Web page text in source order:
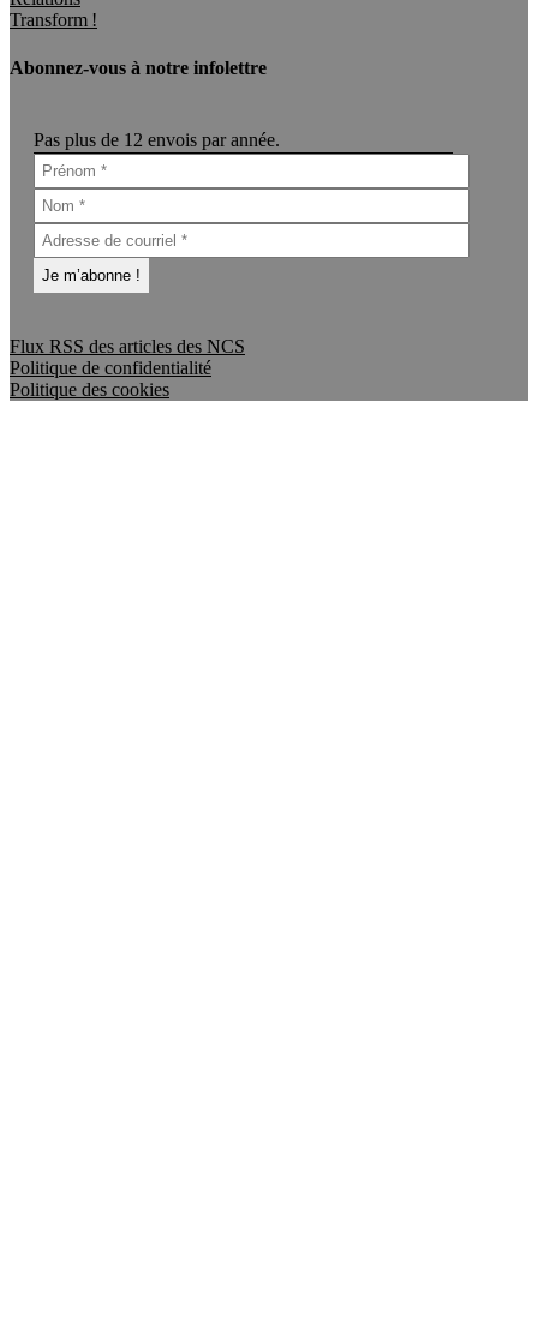
Transform !
Abonnez-vous à notre infolettre
Pas plus de 12 envois par année.
Flux RSS des articles des NCS
Politique de confidentialité
Politique des cookies